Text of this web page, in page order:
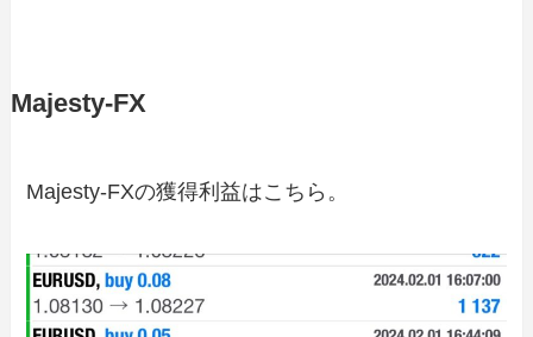
Majesty-FX
Majesty-FXの獲得利益はこちら。